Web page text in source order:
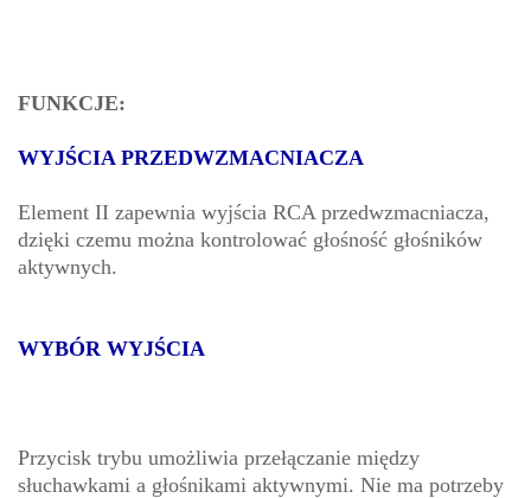
FUNKCJE:
WYJŚCIA PRZEDWZMACNIACZA
Element II zapewnia wyjścia RCA przedwzmacniacza,
dzięki czemu można kontrolować głośność głośników
aktywnych.
WYBÓR WYJŚCIA
Przycisk trybu umożliwia przełączanie między
słuchawkami a głośnikami aktywnymi. Nie ma potrzeby